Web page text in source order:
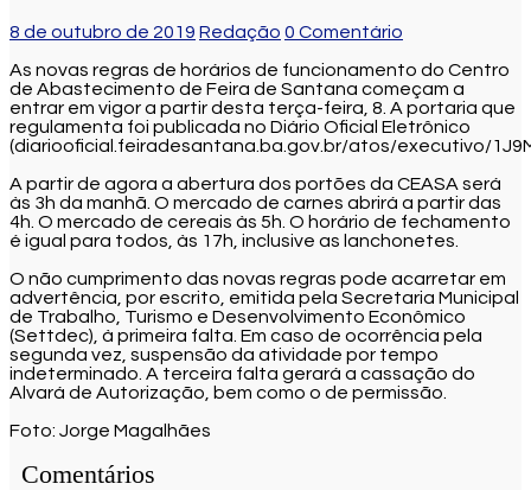
8 de outubro de 2019 Redação 0 Comentário
As novas regras de horários de funcionamento do Centro
de Abastecimento de Feira de Santana começam a
entrar em vigor a partir desta terça-feira, 8. A portaria que
regulamenta foi publicada no Diário Oficial Eletrônico
(diariooficial.feiradesantana.ba.gov.br/atos/executivo/
A partir de agora a abertura dos portões da CEASA será
às 3h da manhã. O mercado de carnes abrirá a partir das
4h. O mercado de cereais às 5h. O horário de fechamento
é igual para todos, às 17h, inclusive as lanchonetes.
O não cumprimento das novas regras pode acarretar em
advertência, por escrito, emitida pela Secretaria Municipal
de Trabalho, Turismo e Desenvolvimento Econômico
(Settdec), à primeira falta. Em caso de ocorrência pela
segunda vez, suspensão da atividade por tempo
indeterminado. A terceira falta gerará a cassação do
Alvará de Autorização, bem como o de permissão.
Foto: Jorge Magalhães
Comentários